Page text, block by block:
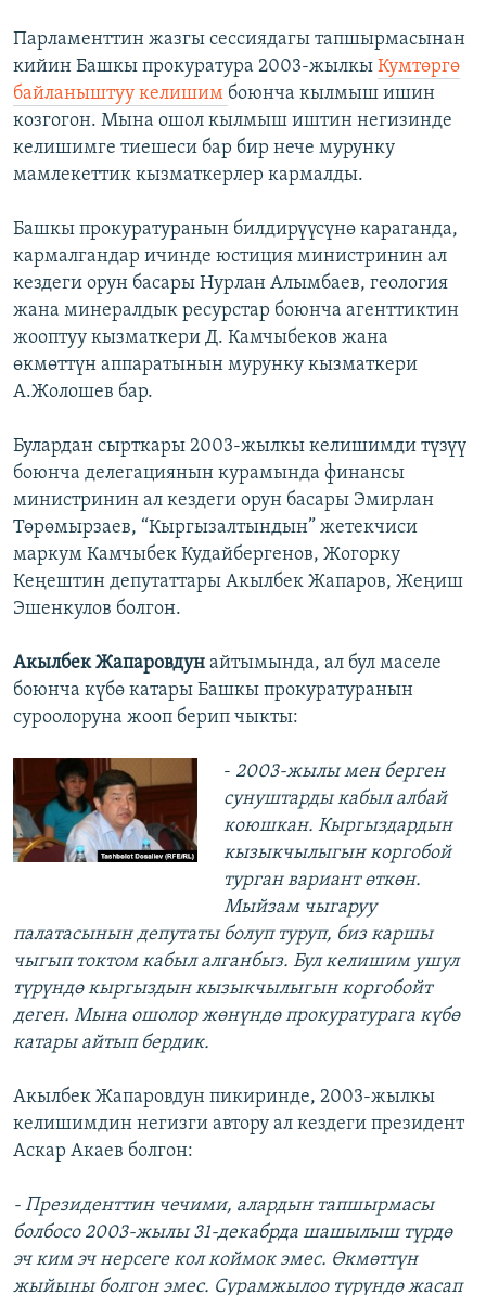
Парламенттин жазгы сессиядагы тапшырмасынан
кийин Башкы прокуратура 2003-жылкы Кумтөргө
байланыштуу келишим боюнча кылмыш ишин
козгогон. Мына ошол кылмыш иштин негизинде
келишимге тиешеси бар бир нече мурунку
мамлекеттик кызматкерлер кармалды.
Башкы прокуратуранын билдирүүсүнө караганда,
кармалгандар ичинде юстиция министринин ал
кездеги орун басары Нурлан Алымбаев, геология
жана минералдык ресурстар боюнча агенттиктин
жооптуу кызматкери Д. Камчыбеков жана
өкмөттүн аппаратынын мурунку кызматкери
А.Жолошев бар.
Булардан сырткары 2003-жылкы келишимди түзүү
боюнча делегациянын курамында финансы
министринин ал кездеги орун басары Эмирлан
Төрөмырзаев, “Кыргызалтындын” жетекчиси
маркум Камчыбек Кудайбергенов, Жогорку
Кеңештин депутаттары Акылбек Жапаров, Жеңиш
Эшенкулов болгон.
Акылбек Жапаровдун айтымында, ал бул маселе
боюнча күбө катары Башкы прокуратуранын
суроолоруна жооп берип чыкты:
- 2003-жылы мен берген
сунуштарды кабыл албай
коюшкан. Кыргыздардын
кызыкчылыгын коргобой
турган вариант өткөн.
Мыйзам чыгаруу
палатасынын депутаты болуп туруп, биз каршы
чыгып токтом кабыл алганбыз. Бул келишим ушул
түрүндө кыргыздын кызыкчылыгын коргобойт
деген. Мына ошолор жөнүндө прокуратурага күбө
катары айтып бердик.
Акылбек Жапаровдун пикиринде, 2003-жылкы
келишимдин негизги автору ал кездеги президент
Аскар Акаев болгон:
- Президенттин чечими, алардын тапшырмасы
болбосо 2003-жылы 31-декабрда шашылыш түрдө
эч ким эч нерсеге кол коймок эмес. Өкмөттүн
жыйыны болгон эмес. Сурамжылоо түрүндө жасап